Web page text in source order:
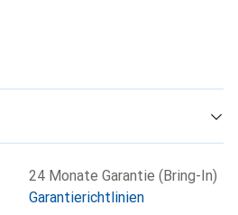
24 Monate Garantie (Bring-In)
Garantierichtlinien